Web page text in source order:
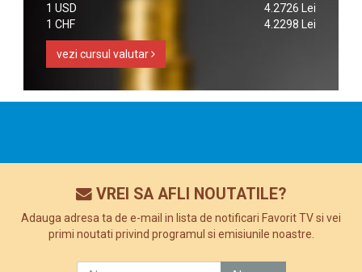
1 USD
4.2726 Lei
1 CHF
4.2298 Lei
vezi cursul valutar
VREI SA AFLI NOUTATILE?
Adauga adresa ta de e-mail in lista de notificari Favorit TV si vei
primi noutati privind programul si emisiunile noastre.